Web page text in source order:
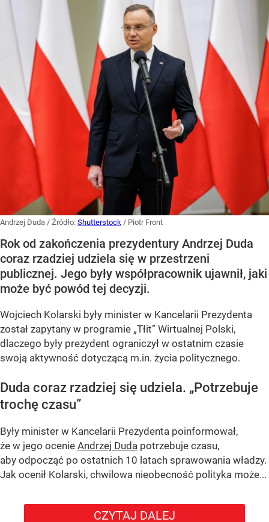
Andrzej Duda / Źródło: Shutterstock / Piotr Front
Rok od zakończenia prezydentury Andrzej Duda
coraz rzadziej udziela się w przestrzeni
publicznej. Jego były współpracownik ujawnił, jaki
może być powód tej decyzji.
Wojciech Kolarski były minister w Kancelarii Prezydenta
został zapytany w programie „Tłit” Wirtualnej Polski,
dlaczego były prezydent ograniczył w ostatnim czasie
swoją aktywność dotyczącą m.in. życia politycznego.
Duda coraz rzadziej się udziela. „Potrzebuje
trochę czasu”
Były minister w Kancelarii Prezydenta poinformował,
że w jego ocenie Andrzej Duda potrzebuje czasu,
aby odpocząć po ostatnich 10 latach sprawowania władzy.
Jak ocenił Kolarski, chwilowa nieobecność polityka może...
CZYTAJ DALEJ